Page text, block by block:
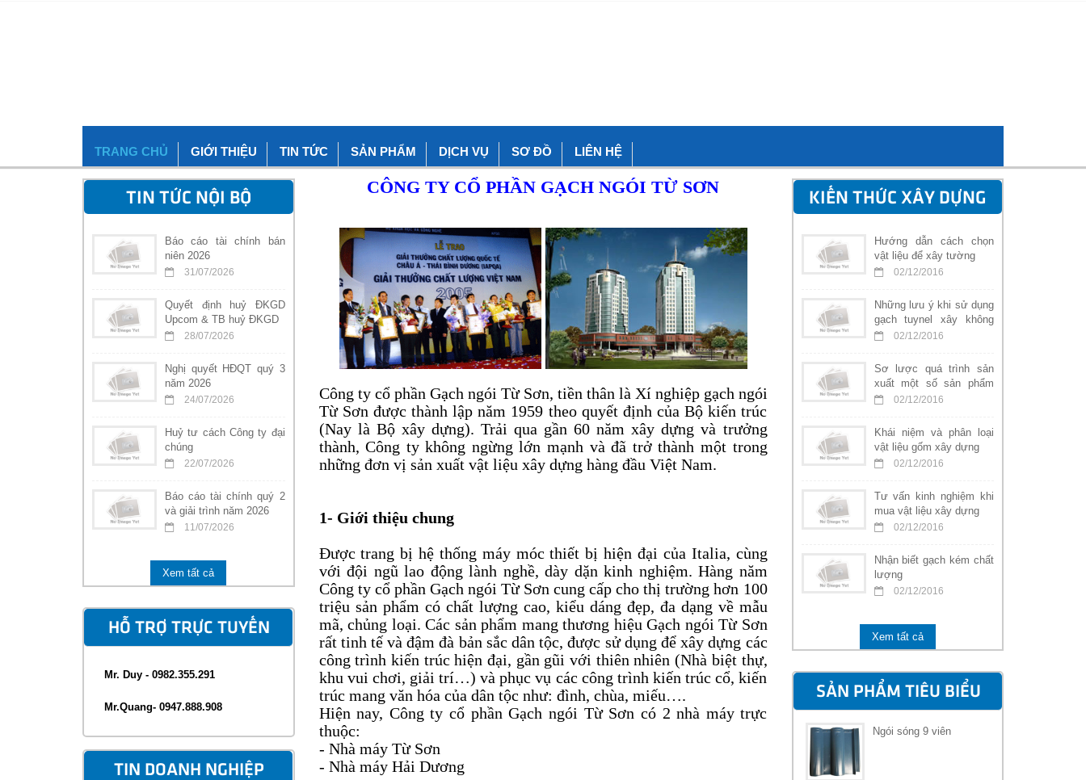
TRANG CHỦ GIỚI THIỆU TIN TỨC SẢN PHẨM DỊCH VỤ SƠ ĐỒ LIÊN HỆ
TIN TỨC NỘI BỘ
Báo cáo tài chính bán
niên 2026
31/07/2026
Quyết định huỷ ĐKGD
Upcom & TB huỷ ĐKGD
28/07/2026
Nghị quyết HĐQT quý 3
năm 2026
24/07/2026
Huỷ tư cách Công ty đại
chúng
22/07/2026
Báo cáo tài chính quý 2
và giải trình năm 2026
11/07/2026
Xem tất cả
HỖ TRỢ TRỰC TUYẾN
Mr. Duy - 0982.355.291
Mr.Quang- 0947.888.908
TIN DOANH NGHIỆP
CÔNG TY CỔ PHẦN GẠCH NGÓI TỪ SƠN
Công ty cổ phần Gạch ngói Từ Sơn, tiền thân là Xí nghiệp gạch ngói
Từ Sơn được thành lập năm 1959 theo quyết định của Bộ kiến trúc
(Nay là Bộ xây dựng). Trải qua gần 60 năm xây dựng và trưởng
thành, Công ty không ngừng lớn mạnh và đã trở thành một trong
những đơn vị sản xuất vật liệu xây dựng hàng đầu Việt Nam.
1- Giới thiệu chung
Được trang bị hệ thống máy móc thiết bị hiện đại của Italia, cùng
với đội ngũ lao động lành nghề, dày dặn kinh nghiệm. Hàng năm
Công ty cổ phần Gạch ngói Từ Sơn cung cấp cho thị trường hơn 100
triệu sản phẩm có chất lượng cao, kiểu dáng đẹp, đa dạng về mẫu
mã, chủng loại. Các sản phẩm mang thương hiệu Gạch ngói Từ Sơn
rất tinh tế và đậm đà bản sắc dân tộc, được sử dụng để xây dựng các
công trình kiến trúc hiện đại, gần gũi với thiên nhiên (Nhà biệt thự,
khu vui chơi, giải trí…) và phục vụ các công trình kiến trúc cổ, kiến
trúc mang văn hóa của dân tộc như: đình, chùa, miếu….
Hiện nay, Công ty cổ phần Gạch ngói Từ Sơn có 2 nhà máy trực
thuộc:
- Nhà máy Từ Sơn
- Nhà máy Hải Dương
KIẾN THỨC XÂY DỰNG
Hướng dẫn cách chọn
vật liệu để xây tường
02/12/2016
Những lưu ý khi sử dụng
gạch tuynel xây không
trát
02/12/2016
Sơ lược quá trình sản
xuất một số sản phẩm
nung02/12/2016
Khái niệm và phân loại
vật liệu gốm xây dựng
02/12/2016
Tư vấn kinh nghiệm khi
mua vật liệu xây dựng
02/12/2016
Nhận biết gạch kém chất
lượng
02/12/2016
Xem tất cả
SẢN PHẨM TIÊU BIỂU
Ngói sóng 9 viên